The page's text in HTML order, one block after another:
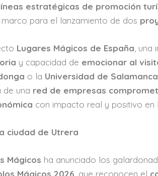
estratégicas de promoción
para el lanzamiento de dos
Lugares Mágicos de España ,
y capacidad de emocionar al
o la Universidad de Salamanca
de una red de empresas
con impacto real y positivo en
ciudad de Utrera
Mágicos ha anunciado los
Mágicos 2026, que reconocen el